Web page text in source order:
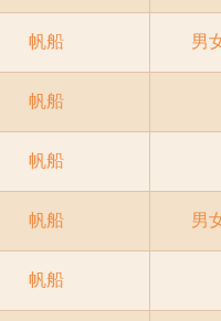
帆船 男
帆船
帆船
帆船 男
帆船